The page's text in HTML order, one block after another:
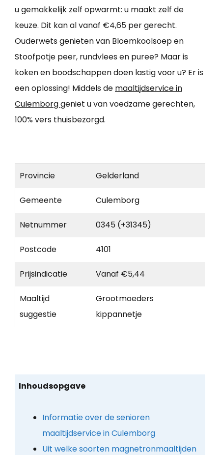
u gemakkelijk zelf opwarmt: u maakt zelf de
keuze. Dit kan al vanaf €4,65 per gerecht.
Ouderwets genieten van Bloemkoolsoep en
Stoofpotje peer, rundvlees en puree? Maar is
koken en boodschappen doen lastig voor u? Er is
een oplossing! Middels de maaltijdservice in
Culemborggeniet u van voedzame gerechten,
100% vers thuisbezorgd.
Provincie Gelderland
Gemeente Culemborg
Netnummer 0345 (+31345)
Postcode 4101
Prijsindicatie Vanaf €5,44
Maaltijd
suggestie
Grootmoeders
kippannetje
Inhoudsopgave
Informatie over de senioren
maaltijdservice in Culemborg
Uit welke soorten magnetronmaaltijden